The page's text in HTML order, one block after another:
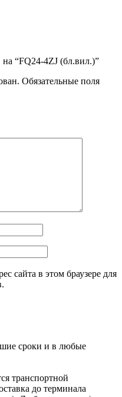
“FQ24-4ZJ (бл.вил.)”
Обязательные поля
сайта в этом браузере для
сроки и в любые
транспортной
до терминала